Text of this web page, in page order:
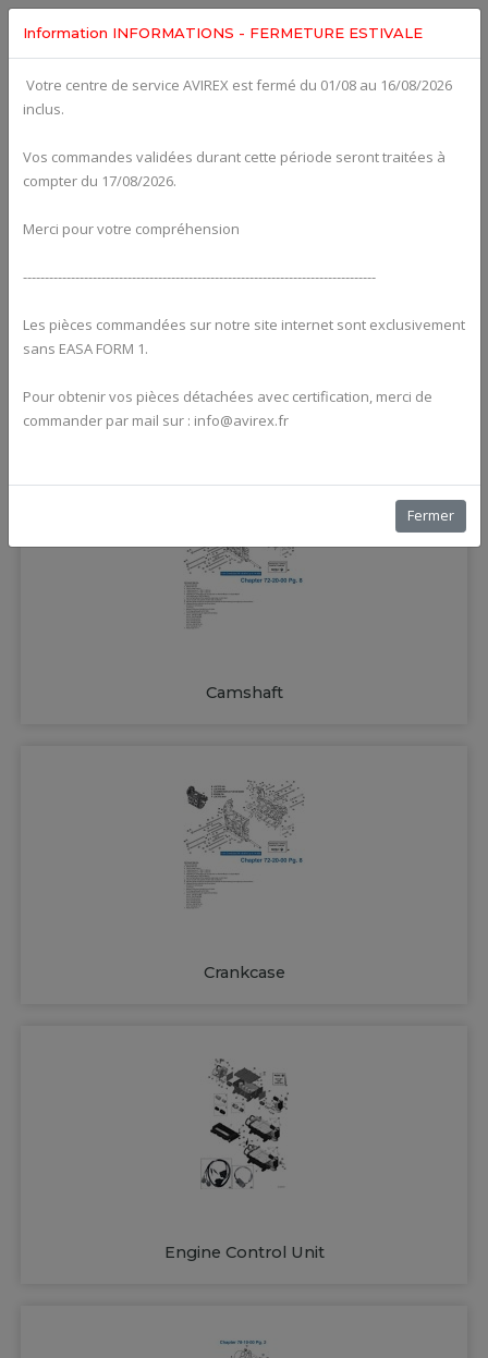
Alternators
Camshaft
Crankcase
Engine Control Unit
Information INFORMATIONS - FERMETURE ESTIVALE
Votre centre de service AVIREX est fermé du 01/08 au 16/08/2026
inclus.
Vos commandes validées durant cette période seront traitées à
compter du 17/08/2026.
Merci pour votre compréhension
---------------------------------------------------------------------------------
Les pièces commandées sur notre site internet sont exclusivement
sans EASA FORM 1.
Pour obtenir vos pièces détachées avec certification, merci de
commander par mail sur : info@avirex.fr
Fermer